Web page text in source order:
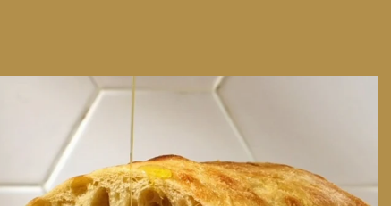
We can have Euro summer, right here at home
14 0